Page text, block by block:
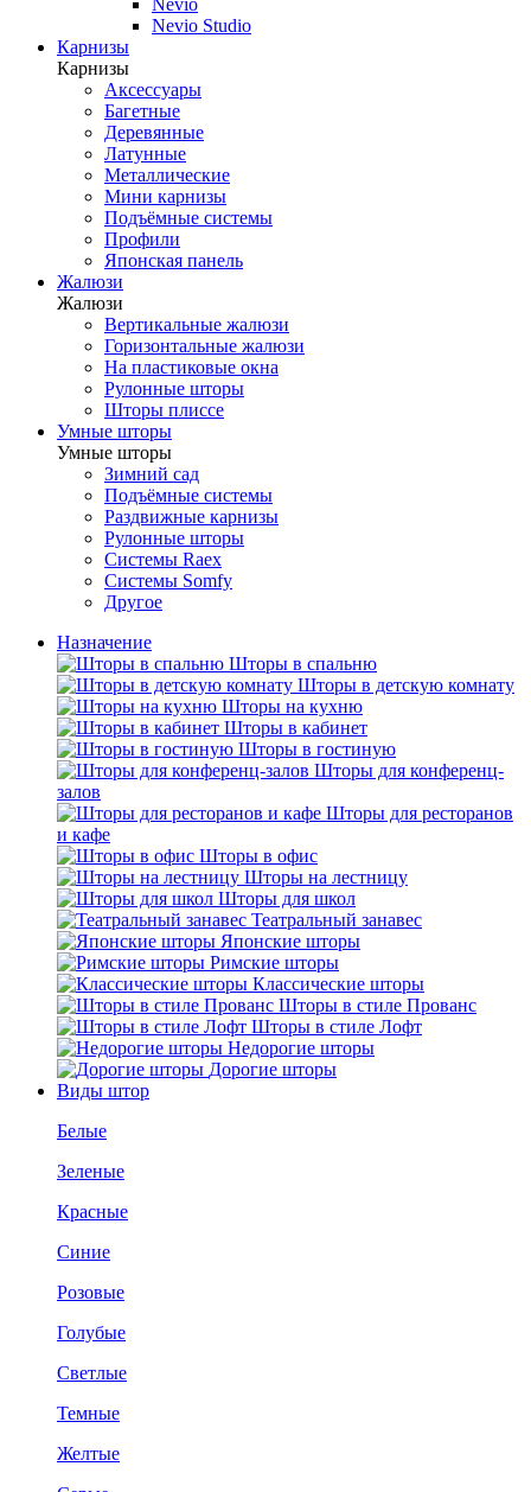
Nevio
Nevio Studio
Карнизы
Карнизы
Аксессуары
Багетные
Деревянные
Латунные
Металлические
Мини карнизы
Подъёмные системы
Профили
Японская панель
Жалюзи
Жалюзи
Вертикальные жалюзи
Горизонтальные жалюзи
На пластиковые окна
Рулонные шторы
Шторы плиссе
Умные шторы
Умные шторы
Зимний сад
Подъёмные системы
Раздвижные карнизы
Рулонные шторы
Системы Raex
Системы Somfy
Другое
Назначение
Шторы в спальню
Шторы в детскую комнату
Шторы на кухню
Шторы в кабинет
Шторы в гостиную
Шторы для конференц-
залов
Шторы для ресторанов
и кафе
Шторы в офис
Шторы на лестницу
Шторы для школ
Театральный занавес
Японские шторы
Римские шторы
Классические шторы
Шторы в стиле Прованс
Шторы в стиле Лофт
Недорогие шторы
Дорогие шторы
Виды штор
Белые
Зеленые
Красные
Синие
Розовые
Голубые
Светлые
Темные
Желтые